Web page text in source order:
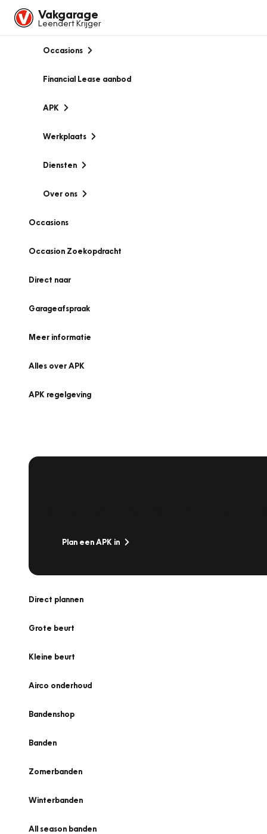
Vakgarage
Leendert Krijger
Occasions
Financial Lease aanbod
APK
Werkplaats
Diensten
Over ons
Occasions
Occasion Zoekopdracht
Direct naar
Garageafspraak
Meer informatie
Alles over APK
APK regelgeving
Plan een APK in
Direct plannen
Grote beurt
Kleine beurt
Airco onderhoud
Bandenshop
Banden
Zomerbanden
Winterbanden
All season banden